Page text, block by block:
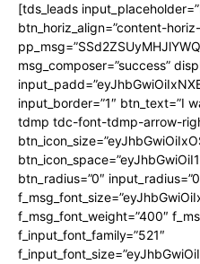
[tds_leads
btn_horiz_align=”content-
msg_composer=”success”
input_border=”1″ btn_text=”I
tdmp tdc-font-tdmp-arrow-
btn_radius=”0″
f_msg_font_weight=”400″
f_input_font_family=”521″